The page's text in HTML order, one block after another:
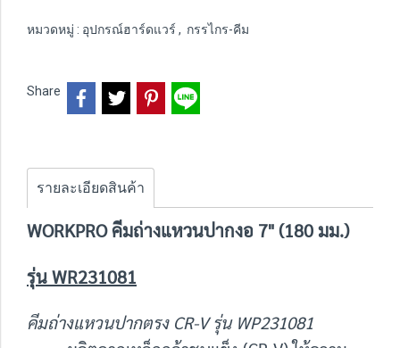
หมวดหมู่ : อุปกรณ์ฮาร์ดแวร์ , กรรไกร-คีม
Share
รายละเอียดสินค้า
WORKPRO คีมถ่างแหวนปากงอ 7" (180 มม.)
รุ่น WR231081
คีมถ่างแหวนปากตรง CR-V รุ่น WP231081